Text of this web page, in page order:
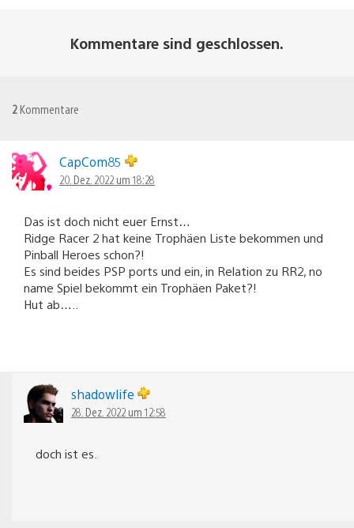
Kommentare sind geschlossen.
2 Kommentare
CapCom85
20. Dez. 2022 um 18:28
Das ist doch nicht euer Ernst…
Ridge Racer 2 hat keine Trophäen Liste bekommen und
Pinball Heroes schon?!
Es sind beides PSP ports und ein, in Relation zu RR2, no
name Spiel bekommt ein Trophäen Paket?!
Hut ab…..
shadowlife
28. Dez. 2022 um 12:58
doch ist es.